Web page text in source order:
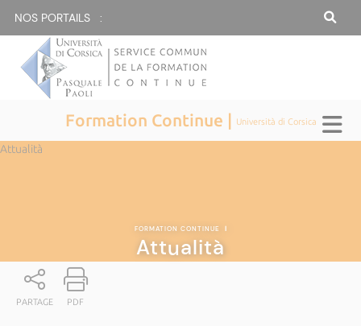
NOS PORTAILS :
Formation Continue | Università di Corsica
Attualità
FORMATION CONTINUE |
Attualità
PARTAGE PDF